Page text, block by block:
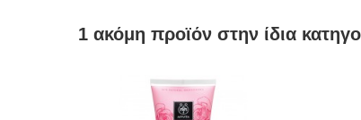
1 ακόμη προϊόν στην ίδια